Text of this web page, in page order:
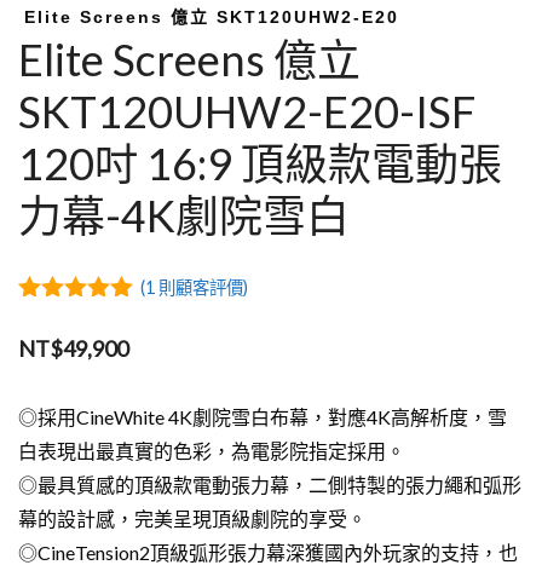
Elite Screens 億立 SKT120UHW2-E20
Elite Screens 億立
SKT120UHW2-E20-ISF
120吋 16:9 頂級款電動張
力幕-4K劇院雪白
5
(1 則顧客評價)
NT$49,900
◎採用CineWhite 4K劇院雪白布幕，對應4K高解析度，雪
白表現出最真實的色彩，為電影院指定採用。
◎最具質感的頂級款電動張力幕，二側特製的張力繩和弧形
幕的設計感，完美呈現頂級劇院的享受。
◎CineTension2頂級弧形張力幕深獲國內外玩家的支持，也